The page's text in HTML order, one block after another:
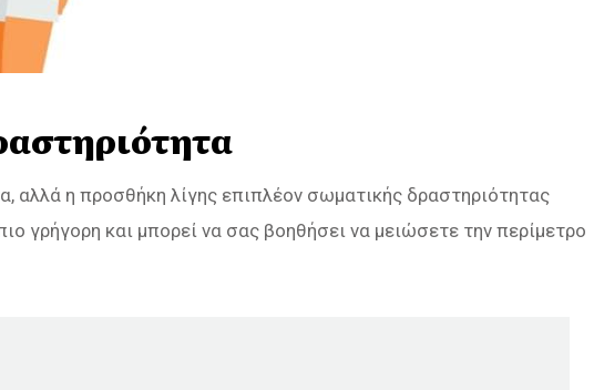
αλλά η προσθήκη λίγης επιπλέον σωματικής δραστηριότητας
γρήγορη και μπορεί να σας βοηθήσει να μειώσετε την περίμετρο